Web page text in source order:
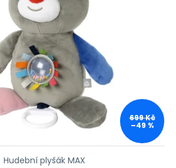
699 Kč
–49 %
Hudební plyšák MAX